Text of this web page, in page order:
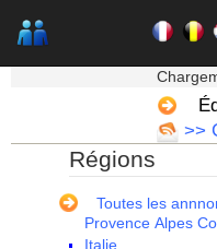
>>
Régions
Toutes les
Portugal
Nord Pas de
Pays de la Loire
Picardie
Poitou Charentes
Principauté de
Provence Alpes
Italie